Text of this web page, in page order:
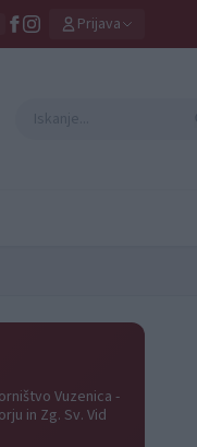
Prijava
Vuzenica -
in Zg. Sv. Vid